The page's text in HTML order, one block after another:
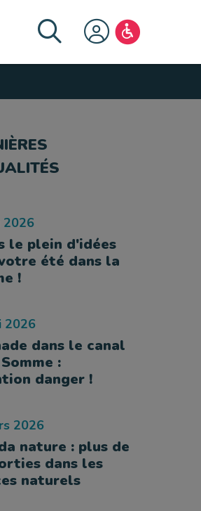
LE MENU
2026
le plein d'idées
été dans la
!
2026
dans le canal
:
danger !
2026
nature : plus de
dans les
naturels